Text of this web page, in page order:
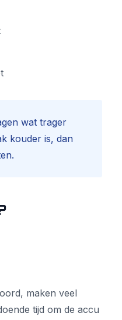
wat trager
kouder is, dan
maken veel
tijd om de accu